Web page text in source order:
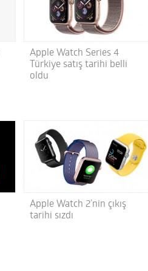
Apple Watch Series 4
Türkiye satış tarihi belli
oldu
Apple Watch 2’nin çıkış
tarihi sızdı